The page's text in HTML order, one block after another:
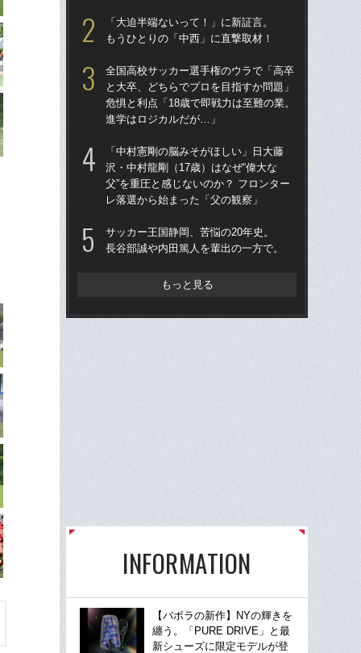
「大迫半端ないって！」に新証言。
もうひとりの「中西」に直撃取材！
全国高校サッカー選手権のウラで「高卒
と大卒、どちらでプロを目指すか問題」
危惧と利点「18歳で即戦力は至難の業。
進学はロジカルだが…」
「中村憲剛の脳みそがほしい」日大藤
沢・中村龍剛（17歳）はなぜ“偉大な
父”を重圧と感じないのか？ フロンター
レ落選から始まった「父の観察」
サッカー王国静岡、苦悩の20年史。
長谷部誠や内田篤人を輩出の一方で。
もっと見る
INFORMATION
【バボラの新作】NYの輝きを
纏う。「PURE DRIVE」と最
新シューズに限定モデルが登